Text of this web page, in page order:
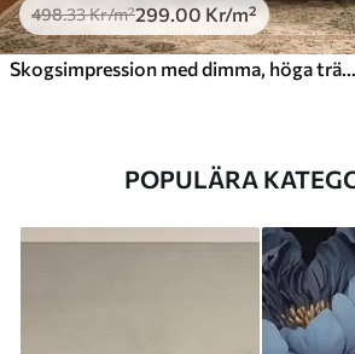
498.33Kr/m²299.00 Kr/m²
POPULÄRA